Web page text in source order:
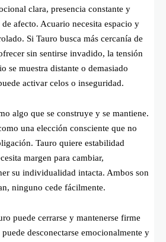
clara, presencia constante y
afecto. Acuario necesita espacio y
Si Tauro busca más cercanía de
sin sentirse invadido, la tensión
se muestra distante o demasiado
activar celos o inseguridad.
algo que se construye y se mantiene.
una elección consciente que no
Tauro quiere estabilidad
margen para cambiar,
su individualidad intacta. Ambos son
ninguno cede fácilmente.
puede cerrarse y mantenerse firme
desconectarse emocionalmente y